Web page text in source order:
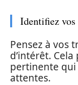
Identifiez vos
Pensez à vos
d’intérêt.
pertinente
attentes.